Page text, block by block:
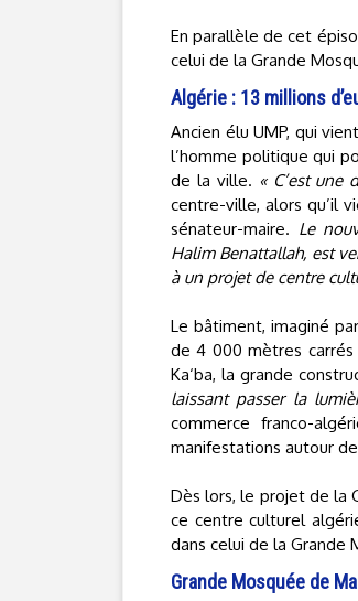
En parallèle de cet
celui de la Grande
Algérie : 13 millions
Ancien élu UMP, qui
l’homme politique qui
de la ville. « C’est une
centre-ville, alors qu’il
sénateur-maire. Le
Halim Benattallah, est
à un projet de centre
Le bâtiment, imaginé
de 4 000 mètres carrés
Ka‘ba, la grande
laissant passer la
commerce franco-
manifestations autour
Dès lors, le projet de la
ce centre culturel
dans celui de la Grande
Grande Mosquée de